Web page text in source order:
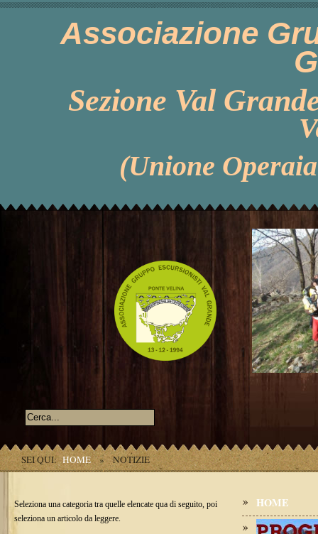
Associazione
Sezione Val
(Unione
SEI QUI: HOME » NOTIZIE
Seleziona una categoria tra quelle elencate qua di seguito, poi
seleziona un articolo da leggere.
HOME